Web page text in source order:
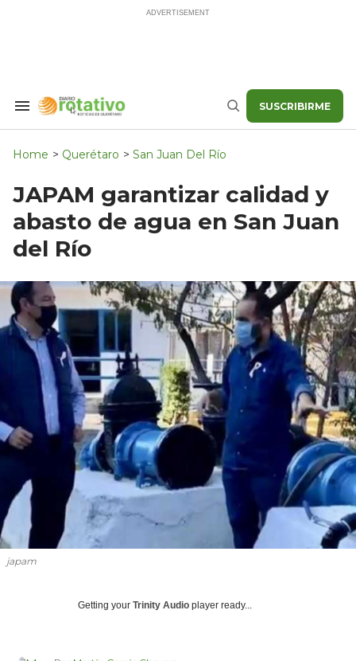
Search
Navigation
Buscar SUSCRIBIRME
Home > Querétaro > San Juan Del Río
JAPAM garantizar calidad y
abasto de agua en San Juan
del Río
japam
Getting your Trinity Audio player ready...